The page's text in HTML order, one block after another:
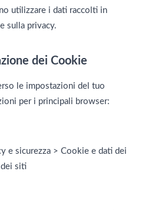
utilizzare i dati raccolti in
sulla privacy.
dei Cookie
le impostazioni del tuo
per i principali browser:
e sicurezza > Cookie e dati dei
siti